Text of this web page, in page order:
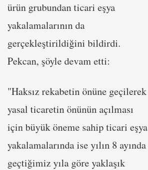
ürün grubundan ticari eşya
yakalamalarının da
gerçekleştirildiğini bildirdi.
Pekcan, şöyle devam etti:
"Haksız rekabetin önüne geçilerek
yasal ticaretin önünün açılması
için büyük öneme sahip ticari eşya
yakalamalarında ise yılın 8 ayında
geçtiğimiz yıla göre yaklaşık